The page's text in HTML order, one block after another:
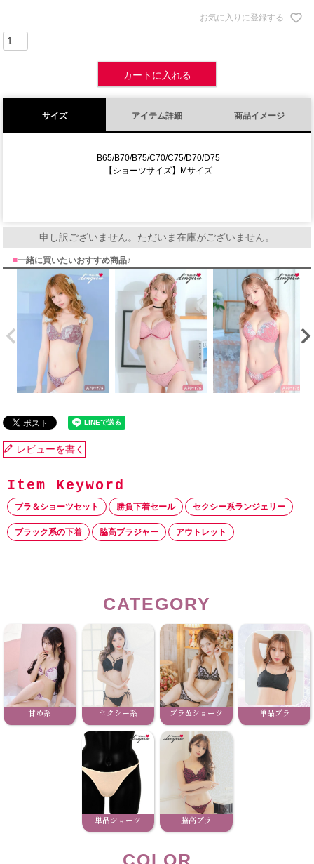
お気に入りに登録する
カートに入れる
サイズ アイテム詳細 商品イメージ
B65/B70/B75/C70/C75/D70/D75
【ショーツサイズ】Mサイズ
申し訳ございません。ただいま在庫がございません。
■一緒に買いたいおすすめ商品♪
レビューを書く
ブラ＆ショーツセット 勝負下着セール セクシー系ランジェリー
ブラック系の下着 脇高ブラジャー アウトレット
CATEGORY
甘め系 セクシー系 ブラ&ショーツ 単品ブラ
単品ショーツ 脇高ブラ
COLOR